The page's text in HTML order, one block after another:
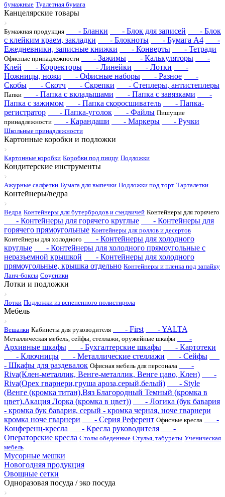
бумажные Туалетная бумага
Канцелярские товары
Бумажная продукция - Бланки - Блок для записей
- Блок
с клейким краем, закладки
- Блокноты - Бумага А4
-
Ежедневники, записные книжки
- Конверты - Тетради
Офисные принадлежности - Зажимы - Калькуляторы
-
Клей
- Корректоры - Линейки - Лотки
-
Ножницы, ножи
- Офисные наборы - Разное
-
Скобы
- Скотч - Скрепки - Степлеры, антистеплеры
Папки - Папка с вкладышами - Папка с завязками
-
Папка с зажимом
- Папка скоросшиватель
- Папка-
регистратор
- Папка-уголок - Файлы Пишущие
принадлежности
- Карандаши - Маркеры - Ручки
Школьные принадлежности
Картонные коробки и подложки
Картонные коробки Коробки под пиццу Подложки
Кондитерские инструменты
Ажурные салфетки Бумага для выпечки Подложки под торт Тарталетки
Контейнеры/ведра
Ведра Контейнеры для бутербродов и сэндвичей Контейнеры для горячего
- Контейнеры для горячего круглые
- Контейнеры для
горячего прямоугольные Контейнеры для роллов и десертов
Контейнеры для холодного
- Контейнеры для холодного
круглые
- Контейнеры для холодного прямоугольные с
неразъемной крышкой
- Контейнеры для холодного
прямоугольные, крышка отдельно Контейнеры и пленка под запайку
Ланч-боксы Соусники
Лотки и подложки
Лотки Подложки из вспененного полистирола
Мебель
Вешалки Кабинеты для руководителя - First - YALTA
Металлическая мебель, сейфы, стеллажи, оружейные шкафы
-
Архивные шкафы
- Бухгалтерские шкафы
- Картотеки
- Ключницы
- Металлические стеллажи
- Сейфы
- Шкафы для раздевалок Офисная мебель для персонала
-
Riva(Клен-металлик, Венге-металлик, Венге цаво, Клен)
-
Riva(Орех гварнери,груша ароза,серый,белый)
- Style
(Венге (кромка титан),Вяз Благородный Темный (кромка в
цвет),Акация Лорка (кромка в цвет))
- Логика (бук бавария
- кромка бук бавария, серый - кромка черная, ноче гварнери
кромка ноче гварнери
- Серия Референт Офисные кресла
-
Конференц-кресла
- Кресла руководителя
-
Операторские кресла Столы обеденные Стулья, табуреты Ученическая
мебель
Мусорные мешки
Новогодняя продукция
Овощные сетки
Одноразовая посуда / эко посуда